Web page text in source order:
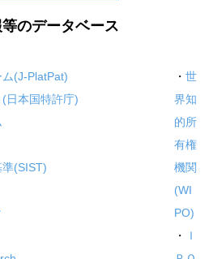
のデータベース
(J-PlatPat)
日本国特許庁)
(SIST)
・ 世
界知
的所
有権
機関
(WI
PO)
・
Ｉ